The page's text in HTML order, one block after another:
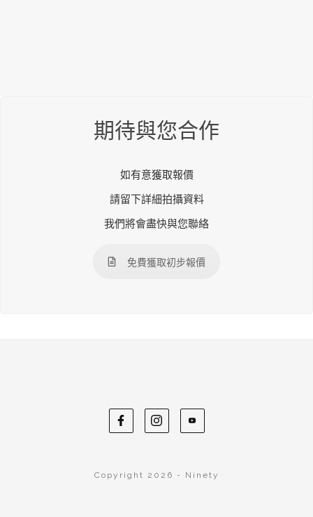
期待與您合作
如有意獲取報價
請留下詳細拍攝資料
我們將會盡快與您聯絡
免費獲取初步報價
Copyright 2026 - Ninety